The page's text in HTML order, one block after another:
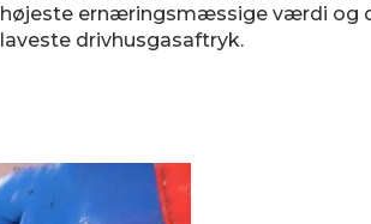
højeste ernæringsmæssige værdi og
laveste drivhusgasaftryk.